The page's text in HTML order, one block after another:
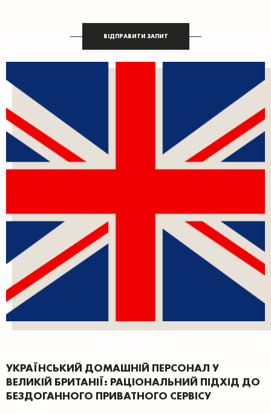
ВІДПРАВИТИ ЗАПИТ
УКРАЇНСЬКИЙ ДОМАШНІЙ ПЕРСОНАЛ У
ВЕЛИКІЙ БРИТАНІЇ: РАЦІОНАЛЬНИЙ ПІДХІД ДО
БЕЗДОГАННОГО ПРИВАТНОГО СЕРВІСУ